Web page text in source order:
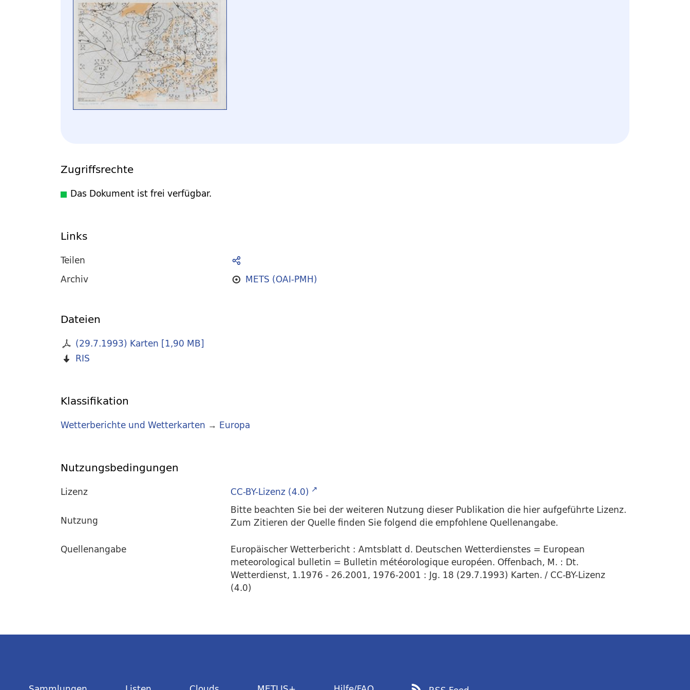
Zugriffsrechte
Das Dokument ist frei verfügbar.
Links
Teilen
Archiv
METS (OAI-PMH)
Dateien
(29.7.1993) Karten [1,90 MB]
RIS
Klassifikation
Wetterberichte und Wetterkarten → Europa
Nutzungsbedingungen
Lizenz
CC-BY-Lizenz (4.0)
Nutzung
Bitte beachten Sie bei der weiteren Nutzung dieser Publikation die hier aufgeführte Lizenz.
Zum Zitieren der Quelle finden Sie folgend die empfohlene Quellenangabe.
Quellenangabe
Europäischer Wetterbericht : Amtsblatt d. Deutschen Wetterdienstes = European
meteorological bulletin = Bulletin météorologique européen. Offenbach, M. : Dt.
Wetterdienst, 1.1976 - 26.2001, 1976-2001 : Jg. 18 (29.7.1993) Karten. / CC-BY-Lizenz
(4.0)